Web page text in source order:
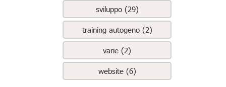
sviluppo (29)
training autogeno (2)
varie (2)
website (6)